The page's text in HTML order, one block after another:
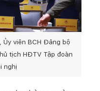
Ủy viên BCH Đảng bộ
tịch HĐTV Tập đoàn
nghị